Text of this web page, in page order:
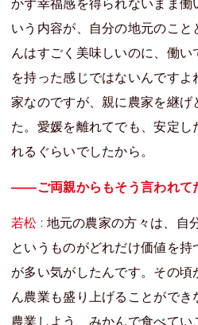
いう内容が、自分の地元のこ
んはすごく美味しいのに、働
を持った感じではないんです
家なのですが、親に農家を継げ
た。愛媛を離れてでも、安定し
れるぐらいでしたから。
――ご両親からもそう言われて
若松 : 地元の農家の方々は、自
というものがどれだけ価値を
が多い気がしたんです。その
ん農業も盛り上げることがで
農業しよう、みかんで食べて